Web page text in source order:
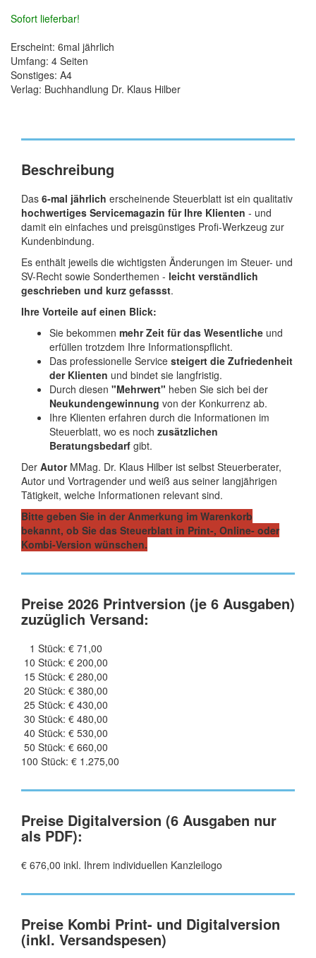
Sofort lieferbar!
Erscheint: 6mal jährlich
Umfang: 4 Seiten
Sonstiges: A4
Verlag: Buchhandlung Dr. Klaus Hilber
Beschreibung
Das 6-mal jährlich erscheinende Steuerblatt ist ein qualitativ
hochwertiges Servicemagazin für Ihre Klienten - und
damit ein einfaches und preisgünstiges Profi-Werkzeug zur
Kundenbindung.
Es enthält jeweils die wichtigsten Änderungen im Steuer- und
SV-Recht sowie Sonderthemen - leicht verständlich
geschrieben und kurz gefassst.
Ihre Vorteile auf einen Blick:
Sie bekommen mehr Zeit für das Wesentliche und
erfüllen trotzdem Ihre Informationspflicht.
Das professionelle Service steigert die Zufriedenheit
der Klienten und bindet sie langfristig.
Durch diesen "Mehrwert" heben Sie sich bei der
Neukundengewinnung von der Konkurrenz ab.
Ihre Klienten erfahren durch die Informationen im
Steuerblatt, wo es noch zusätzlichen
Beratungsbedarf gibt.
Der Autor MMag. Dr. Klaus Hilber ist selbst Steuerberater,
Autor und Vortragender und weiß aus seiner langjährigen
Tätigkeit, welche Informationen relevant sind.
Bitte geben Sie in der Anmerkung im Warenkorb
bekannt, ob Sie das Steuerblatt in Print-, Online- oder
Kombi-Version wünschen.
Preise 2026 Printversion (je 6 Ausgaben)
zuzüglich Versand:
1 Stück: € 71,00
10 Stück: € 200,00
15 Stück: € 280,00
20 Stück: € 380,00
25 Stück: € 430,00
30 Stück: € 480,00
40 Stück: € 530,00
50 Stück: € 660,00
100 Stück: € 1.275,00
Preise Digitalversion (6 Ausgaben nur
als PDF):
€ 676,00 inkl. Ihrem individuellen Kanzleilogo
Preise Kombi Print- und Digitalversion
(inkl. Versandspesen)